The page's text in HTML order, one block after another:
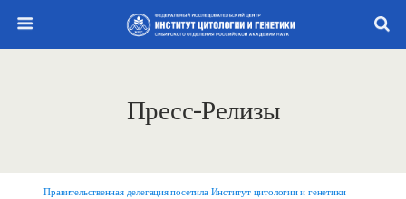
Пресс-Релизы
Правительственная делегация посетила Институт цитологии и генетики